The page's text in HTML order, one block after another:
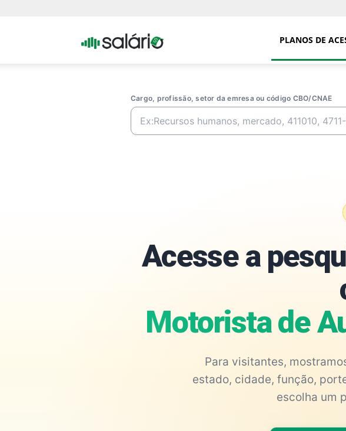
Portal PLANOS DE
Cargo, profissão, setor da emresa ou código CBO/CNAE
Acesse a
Motorista de
Para visitantes,
estado, cidade, função,
escolha um